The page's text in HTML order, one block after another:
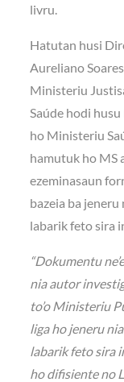
livru.
Hatutan husi
Aureliano
Ministeriu
Saúde hodi
ho Ministeriu
hamutuk ho MS
ezeminasaun
bazeia ba jeneru
labarik feto sira
“Dokumentu
nia autor
to’o Ministeriu
liga ho jeneru
labarik feto sira
ho difisiente no